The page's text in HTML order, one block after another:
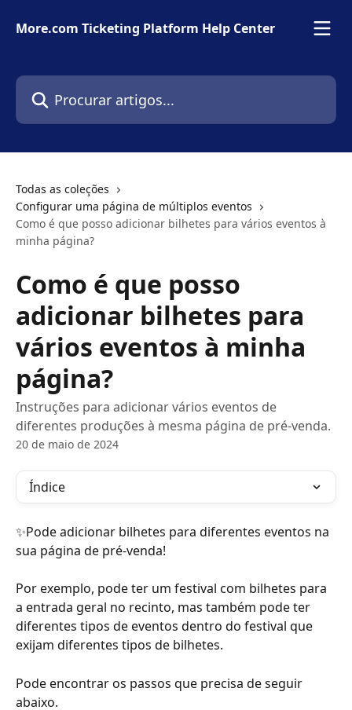
More.com Ticketing Platform Help Center
Procurar artigos...
Todas as coleções
Configurar uma página de múltiplos eventos
Como é que posso adicionar bilhetes para vários eventos à
minha página?
Como é que posso
adicionar bilhetes para
vários eventos à minha
página?
Instruções para adicionar vários eventos de
diferentes produções à mesma página de pré-venda.
20 de maio de 2024
Índice
✨Pode adicionar bilhetes para diferentes eventos na
sua página de pré-venda!
Por exemplo, pode ter um festival com bilhetes para
a entrada geral no recinto, mas também pode ter
diferentes tipos de eventos dentro do festival que
exijam diferentes tipos de bilhetes.
Pode encontrar os passos que precisa de seguir
abaixo.